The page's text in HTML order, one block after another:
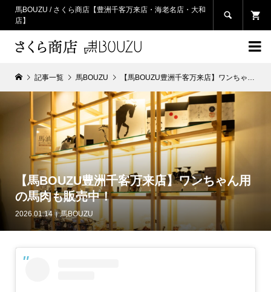
馬BOUZU / さくら商店【豊洲千客万来店・海老名店・大和
店】


記事一覧 馬BOUZU 【馬BOUZU豊洲千客万来店】ワンちゃん用の馬肉も販売中！
【馬BOUZU豊洲千客万来店】ワンちゃん用
の馬肉も販売中！
2026.01.14 馬BOUZU